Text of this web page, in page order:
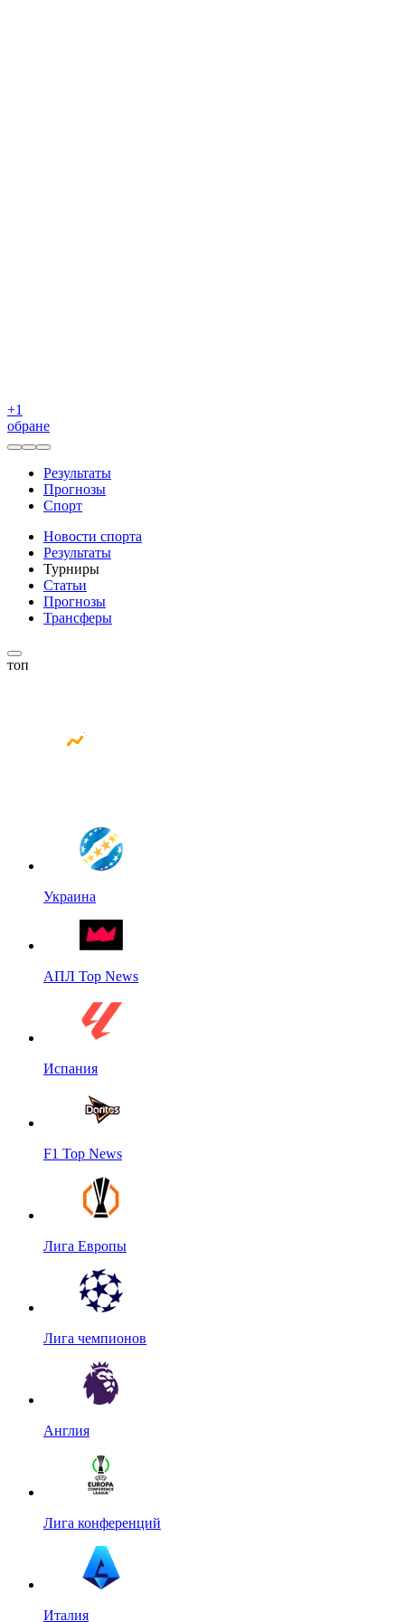
+1
обране
Результаты
Прогнозы
Спорт
Новости спорта
Результаты
Турниры
Статьи
Прогнозы
Трансферы
топ
Украина
АПЛ Top News
Испания
F1 Top News
Лига Европы
Лига чемпионов
Англия
Лига конференций
Италия